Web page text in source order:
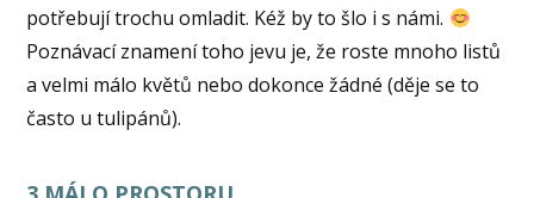
potřebují trochu omladit. Kéž by to šlo i s námi.
Poznávací znamení toho jevu je, že roste mnoho listů
a velmi málo květů nebo dokonce žádné (děje se to
často u tulipánů).